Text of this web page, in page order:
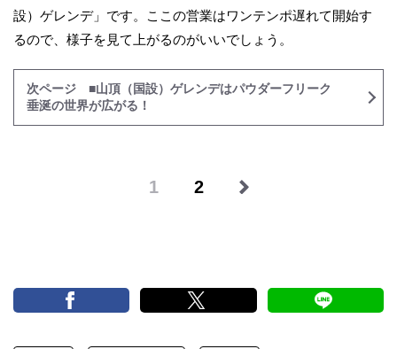
設）ゲレンデ」です。ここの営業はワンテンポ遅れて開始す
るので、様子を見て上がるのがいいでしょう。
次ページ ■山頂（国設）ゲレンデはパウダーフリーク
垂涎の世界が広がる！
1 2